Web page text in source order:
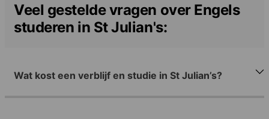
Veel gestelde vragen over Engels
studeren in St Julian's:
Wat kost een verblijf en studie in St Julian’s?